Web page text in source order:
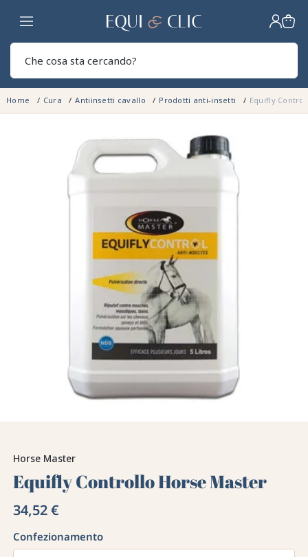
Casa
Home Cura Antiinsetti cavallo Prodotti anti-insetti Equifly
Horse Master
Equifly Controllo Horse Master
34,52 €
Confezionamento